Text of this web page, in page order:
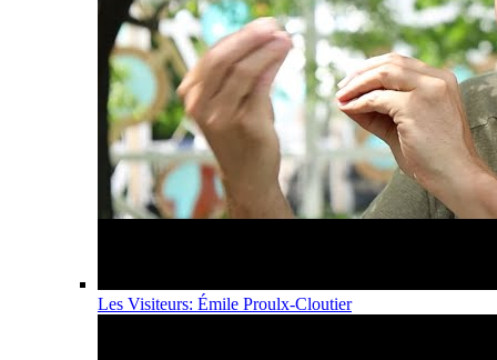
Les Visiteurs: Émile Proulx-Cloutier